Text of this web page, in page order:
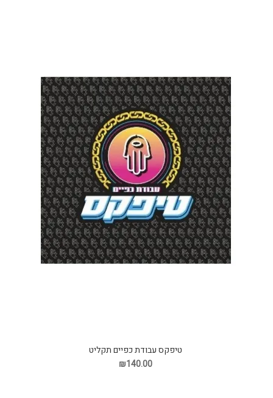
טיפקס עבודת כפיים תקליט
₪140.00